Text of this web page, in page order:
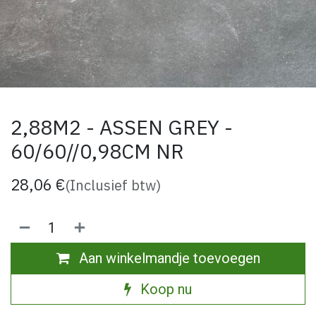
2,88M2 - ASSEN GREY -
60/60//0,98CM NR
28,06 €(Inclusief btw)
Aan winkelmandje toevoegen
Koop nu